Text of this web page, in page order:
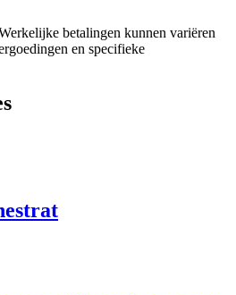
betalingen kunnen variëren
en specifieke